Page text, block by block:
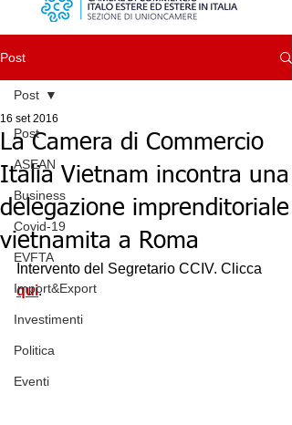
Post
Post
ASEAN
Business
Covid-19
EVFTA
Import&Export
Investimenti
Politica
Eventi
Post
La Camera di Commercio
Italia Vietnam incontra una
delegazione imprenditoriale
vietnamita a Roma
16 set 2016
Intervento del Segretario CCIV. Clicca
qui.